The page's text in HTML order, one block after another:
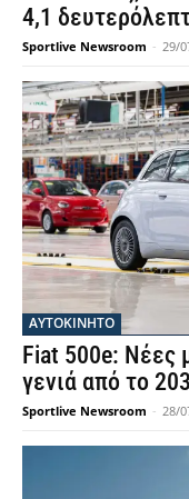
4,1
Sportlive Newsroom - 29/
ΑΥΤΟΚΙΝΗΤΟ
Fiat 500e: Νέες
γενιά από το
Sportlive Newsroom - 28/